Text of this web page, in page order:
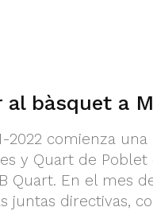
al bàsquet a
2022 comienza
y Quart de
Quart. En el mes
juntas directivas,